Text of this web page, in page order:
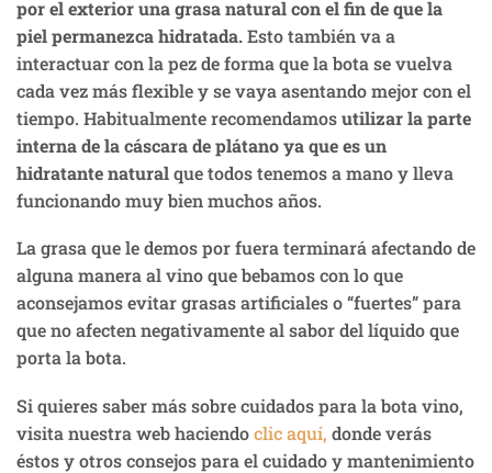
por el exterior una grasa natural con el fin de que la
piel permanezca hidratada.Esto también va a
interactuar con la pez de forma que la bota se vuelva
cada vez más flexible y se vaya asentando mejor con el
tiempo. Habitualmente recomendamosutilizar la parte
interna de la cáscara de plátano ya que es un
hidratante naturalque todos tenemos a mano y lleva
funcionando muy bien muchos años.
La grasa que le demos por fuera terminará afectando de
alguna manera al vino que bebamos con lo que
aconsejamos evitar grasas artificiales o “fuertes” para
que no afecten negativamente al sabor del líquido que
porta la bota.
Si quieres saber más sobre cuidados para la bota vino,
visita nuestra web haciendoclic aquí, donde verás
éstos y otros consejos para el cuidado y mantenimiento